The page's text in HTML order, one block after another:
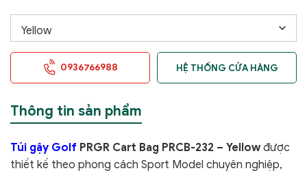
0936766988 HỆ THỐNG CỬA HÀNG
Thông tin sản phẩm
Túi gậy Golf PRGR Cart Bag PRCB-232 – Yellow được
thiết kế theo phong cách Sport Model chuyên nghiệp,